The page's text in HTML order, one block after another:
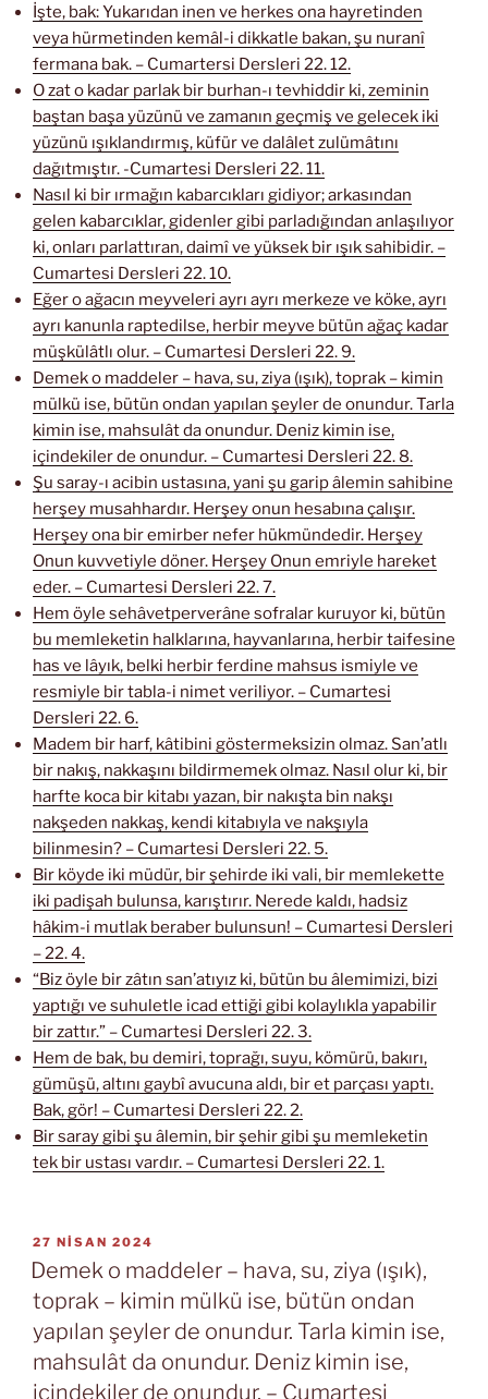
İşte, bak: Yukarıdan inen ve herkes ona hayretinden
veya hürmetinden kemâl-i dikkatle bakan, şu nuranî
fermana bak. – Cumartersi Dersleri 22. 12.
O zat o kadar parlak bir burhan-ı tevhiddir ki, zeminin
baştan başa yüzünü ve zamanın geçmiş ve gelecek iki
yüzünü ışıklandırmış, küfür ve dalâlet zulümâtını
dağıtmıştır. -Cumartesi Dersleri 22. 11.
Nasıl ki bir ırmağın kabarcıkları gidiyor; arkasından
gelen kabarcıklar, gidenler gibi parladığından anlaşılıyor
ki, onları parlattıran, daimî ve yüksek bir ışık sahibidir. –
Cumartesi Dersleri 22. 10.
Eğer o ağacın meyveleri ayrı ayrı merkeze ve köke, ayrı
ayrı kanunla raptedilse, herbir meyve bütün ağaç kadar
müşkülâtlı olur. – Cumartesi Dersleri 22. 9.
Demek o maddeler – hava, su, ziya (ışık), toprak – kimin
mülkü ise, bütün ondan yapılan şeyler de onundur. Tarla
kimin ise, mahsulât da onundur. Deniz kimin ise,
içindekiler de onundur. – Cumartesi Dersleri 22. 8.
Şu saray-ı acibin ustasına, yani şu garip âlemin sahibine
herşey musahhardır. Herşey onun hesabına çalışır.
Herşey ona bir emirber nefer hükmündedir. Herşey
Onun kuvvetiyle döner. Herşey Onun emriyle hareket
eder. – Cumartesi Dersleri 22. 7.
Hem öyle sehâvetperverâne sofralar kuruyor ki, bütün
bu memleketin halklarına, hayvanlarına, herbir taifesine
has ve lâyık, belki herbir ferdine mahsus ismiyle ve
resmiyle bir tabla-i nimet veriliyor. – Cumartesi
Dersleri 22. 6.
Madem bir harf, kâtibini göstermeksizin olmaz. San’atlı
bir nakış, nakkaşını bildirmemek olmaz. Nasıl olur ki, bir
harfte koca bir kitabı yazan, bir nakışta bin nakşı
nakşeden nakkaş, kendi kitabıyla ve nakşıyla
bilinmesin? – Cumartesi Dersleri 22. 5.
Bir köyde iki müdür, bir şehirde iki vali, bir memlekette
iki padişah bulunsa, karıştırır. Nerede kaldı, hadsiz
hâkim-i mutlak beraber bulunsun! – Cumartesi Dersleri
– 22. 4.
“Biz öyle bir zâtın san’atıyız ki, bütün bu âlemimizi, bizi
yaptığı ve suhuletle icad ettiği gibi kolaylıkla yapabilir
bir zattır.” – Cumartesi Dersleri 22. 3.
Hem de bak, bu demiri, toprağı, suyu, kömürü, bakırı,
gümüşü, altını gaybî avucuna aldı, bir et parçası yaptı.
Bak, gör! – Cumartesi Dersleri 22. 2.
Bir saray gibi şu âlemin, bir şehir gibi şu memleketin
tek bir ustası vardır. – Cumartesi Dersleri 22. 1.
YAYIM
TARIHI
27 NISAN 2024
Demek o maddeler – hava, su, ziya (ışık),
toprak – kimin mülkü ise, bütün ondan
yapılan şeyler de onundur. Tarla kimin ise,
mahsulât da onundur. Deniz kimin ise,
içindekiler de onundur. – Cumartesi